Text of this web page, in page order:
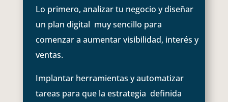
Lo primero, analizar tu negocio y diseñar
un plan digital muy sencillo para
comenzar a aumentar visibilidad, interés y
ventas.
Implantar herramientas y automatizar
tareas para que la estrategia definida